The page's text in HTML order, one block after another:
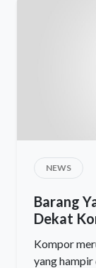
NEWS
Barang
Dekat
Kompor
yang